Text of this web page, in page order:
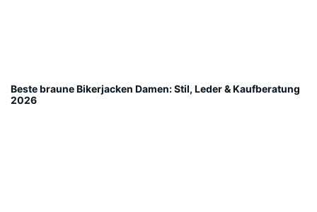
Beste braune Bikerjacken Damen: Stil, Leder & Kaufberatung
2026